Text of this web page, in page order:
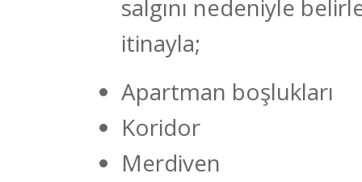
salgını nedeniyle
itinayla;
Apartman boşlukları
Koridor
Merdiven